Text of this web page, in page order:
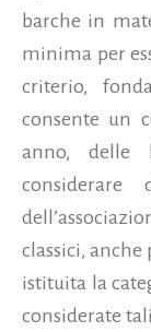
barche in
minima per
criterio,
consente un
anno, delle
considerare
classici,
istituita la
considerate